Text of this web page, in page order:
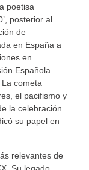
poetisa
posterior al
de
en España a
en
Española
cometa
el pacifismo y
la celebración
su papel en
relevantes de
Su legado